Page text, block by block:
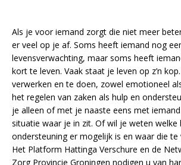
Als je voor iemand zorgt die niet meer
er veel op je af. Soms heeft iemand nog
levensverwachting, maar soms heeft
kort te leven. Vaak staat je leven op z’n
verwerken en te doen, zowel emotioneel
het regelen van zaken als hulp en
je alleen of met je naaste eens met
situatie waar je in zit. Of wil je weten welke
ondersteuning er mogelijk is en waar die te
Het Platform Hattinga Verschure en de
Zorg Provincie Groningen nodigen u van